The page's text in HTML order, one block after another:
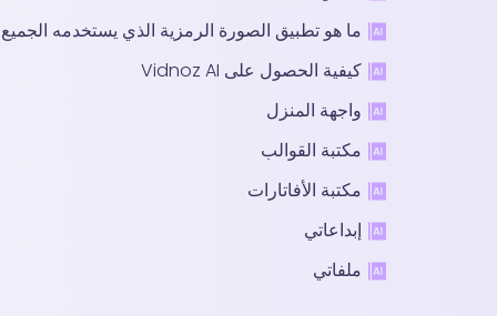
ما هو تطبيق الصورة الرمزية الذي يستخدمه
كيفية الحصول على Vidnoz AI
واجهة المنزل
مكتبة القوالب
مكتبة الأفاتارات
إبداعاتي
ملفاتي